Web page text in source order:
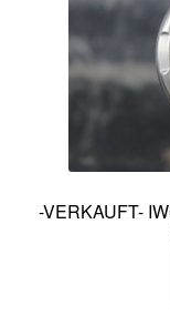
Über mich
-VERKAUFT-